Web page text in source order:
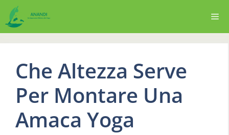
contenuto
Che Altezza Serve
Per Montare Una
Amaca Yoga